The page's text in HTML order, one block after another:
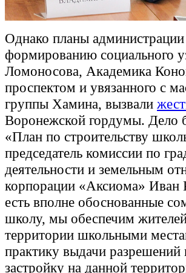
Однако планы
формированию социального
Ломоносова, Академика
проспектом и увязанного с
группы Хамина, вызвали
Воронежской гордумы. Дело
«План по строительству
председатель комиссии по
деятельности и земельным
корпорации «Аксиома»
есть вполне обоснованные
школу, мы обеспечим
территории школьными
практику выдачи
застройку на данной